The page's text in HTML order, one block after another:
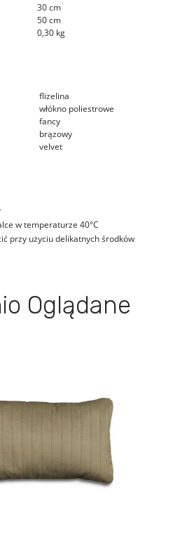
30 cm
50 cm
0,30 kg
flizelina
włókno poliestrowe
fancy
brązowy
velvet
w temperaturze 40°C
przy użyciu delikatnych środków
Oglądane